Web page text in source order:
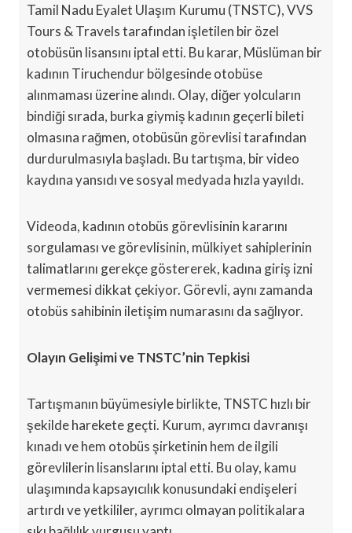
Tamil Nadu Eyalet Ulaşım Kurumu (TNSTC), VVS
Tours & Travels tarafından işletilen bir özel
otobüsün lisansını iptal etti. Bu karar, Müslüman bir
kadının Tiruchendur bölgesinde otobüse
alınmaması üzerine alındı. Olay, diğer yolcuların
bindiği sırada, burka giymiş kadının geçerli bileti
olmasına rağmen, otobüsün görevlisi tarafından
durdurulmasıyla başladı. Bu tartışma, bir video
kaydına yansıdı ve sosyal medyada hızla yayıldı.
Videoda, kadının otobüs görevlisinin kararını
sorgulaması ve görevlisinin, mülkiyet sahiplerinin
talimatlarını gerekçe göstererek, kadına giriş izni
vermemesi dikkat çekiyor. Görevli, aynı zamanda
otobüs sahibinin iletişim numarasını da sağlıyor.
Olayın Gelişimi ve TNSTC’nin Tepkisi
Tartışmanın büyümesiyle birlikte, TNSTC hızlı bir
şekilde harekete geçti. Kurum, ayrımcı davranışı
kınadı ve hem otobüs şirketinin hem de ilgili
görevlilerin lisanslarını iptal etti. Bu olay, kamu
ulaşımında kapsayıcılık konusundaki endişeleri
artırdı ve yetkililer, ayrımcı olmayan politikalara